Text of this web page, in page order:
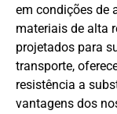
em condições de
materiais de alta
projetados para
transporte,
resistência a
vantagens dos